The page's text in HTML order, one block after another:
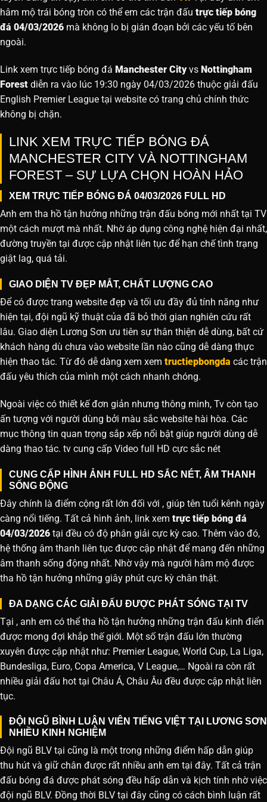
hâm mộ trái bóng tròn có thể em các trận đấu trực tiếp bóng
đá 04/03/2026 mà không lo bị gián đoạn bởi các yếu tố bên
ngoài.
Link xem trực tiếp bóng đá Manchester Cityvs Nottingham
Forest diễn ra vào lúc 19:30 ngày 04/03/2026 thuộc giải đấu
English Premier League tại website có trang chủ chính thức
không bị chặn.
LINK XEM TRỰC TIẾP BÓNG ĐÁ
MANCHESTER CITY VÀ NOTTINGHAM
FOREST – SỰ LỰA CHỌN HOÀN HẢO
XEM TRỰC TIẾP BÓNG ĐÁ 04/03/2026 FULL HD
Anh em tha hồ tận hưởng những trận đấu bóng mới nhất tại TV
một cách mượt mà nhất. Nhờ áp dụng công nghệ hiện đại nhất,
đường truyền tại được cập nhật liên tục để hạn chế tình trạng
giật lag, quá tải.
GIAO DIỆN TV ĐẸP MẮT, CHẤT LƯỢNG CAO
Để có được trang website đẹp và tối ưu đầy đủ tính năng như
hiện tại, đội ngũ kỹ thuật của đã bỏ thời gian nghiên cứu rất
lâu. Giao diện Lương Sơn ưu tiên sự thân thiện dễ dùng, bất cứ
khách hàng dù chưa vào website lần nào cũng dễ dàng thực
hiện thao tác. Từ đó dễ dàng xem xem tructiepbongda các trận
đấu yêu thích của mình một cách nhanh chóng.
Ngoài việc có thiết kế đơn giản nhưng thông minh, Tv còn tạo
ấn tượng với người dùng bởi màu sắc website hài hòa. Các
mục thông tin quan trọng sắp xếp nổi bật giúp người dùng dễ
dàng thao tác. tv cung cấp Video full HD cực sắc nét
CUNG CẤP HÌNH ẢNH FULL HD SẮC NÉT, ÂM THANH
SỐNG ĐỘNG
Đây chính là điểm cộng rất lớn đối với , giúp tên tuổi kênh ngày
càng nổi tiếng. Tất cả hình ảnh, link xem trực tiếp bóng đá
04/03/2026 tại đều có độ phân giải cực kỳ cao. Thêm vào đó,
hệ thống âm thanh liên tục được cập nhật để mang đến những
âm thanh sống động nhất. Nhờ vậy mà người hâm mộ được
tha hồ tận hưởng những giây phút cực kỳ chân thật.
ĐA DẠNG CÁC GIẢI ĐẤU ĐƯỢC PHÁT SÓNG TẠI TV
Tại , anh em có thể tha hồ tận hưởng những trận đấu kinh điển
được mong đợi khắp thế giới. Một số trận đấu lớn thường
xuyên được cập nhật như: Premier League, World Cup, La Liga,
Bundesliga, Euro, Copa America, V League,… Ngoài ra còn rất
nhiều giải đấu hot tại Châu Á, Châu Âu đều được cập nhật liên
tục.
ĐỘI NGŨ BÌNH LUẬN VIÊN TIẾNG VIỆT TẠI LƯƠNG SƠN
NHIỀU KINH NGHIỆM
Đội ngũ BLV tại cũng là một trong những điểm hấp dẫn giúp
thu hút và giữ chân được rất nhiều anh em tại đây. Tất cả trận
đấu bóng đá được phát sóng đều hấp dẫn và kịch tính nhờ việc
đội ngũ BLV. Đồng thời BLV tại đây cũng có cách bình luận rất